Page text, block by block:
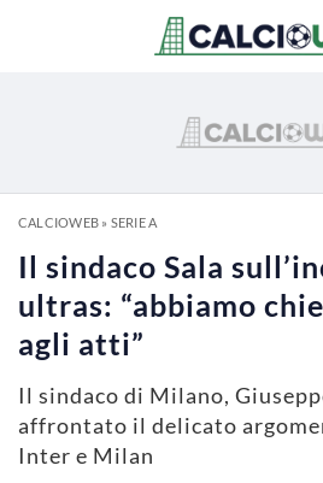
CALCIOWEB» SERIE A
Il sindaco Sala
ultras: “abbiamo
agli atti”
Il sindaco di Milano,
affrontato il delicato
Inter e Milan